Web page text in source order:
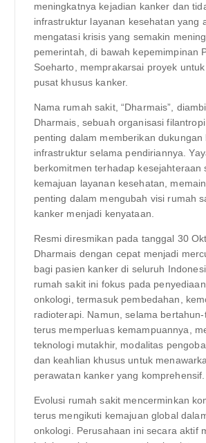
meningkatnya kejadian kanker dan
infrastruktur layanan kesehatan yang
mengatasi krisis yang semakin
pemerintah, di bawah kepemimpinan
Soeharto, memprakarsai proyek
pusat khusus kanker.
Nama rumah sakit, “Dharmais”,
Dharmais, sebuah organisasi
penting dalam memberikan dukungan
infrastruktur selama pendiriannya.
berkomitmen terhadap kesejahteraan
kemajuan layanan kesehatan,
penting dalam mengubah visi rumah
kanker menjadi kenyataan.
Resmi diresmikan pada tanggal 30
Dharmais dengan cepat menjadi
bagi pasien kanker di seluruh
rumah sakit ini fokus pada
onkologi, termasuk pembedahan,
radioterapi. Namun, selama
terus memperluas kemampuannya,
teknologi mutakhir, modalitas
dan keahlian khusus untuk
perawatan kanker yang komprehensif.
Evolusi rumah sakit mencerminkan
terus mengikuti kemajuan global
onkologi. Perusahaan ini secara aktif